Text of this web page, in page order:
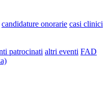
candidature onorarie casi clinici
patrocinati altri eventi FAD